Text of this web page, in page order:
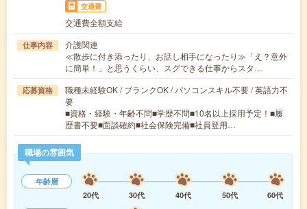
交通費
交通費全額支給
仕事内容
介護関連
≪散歩に付き添ったり、お話し相手になったり≫「え？意外
に簡単！」と思うくらい、スグできる仕事からスタ…
応募資格
職種未経験OK / ブランクOK / パソコンスキル不要 / 英語力不
要
■資格・経験・年齢不問■学歴不問■10名以上採用予定！■履
歴書不要■面談確約■社会保険完備■社員登用…
職場の雰囲気
年齢層
20代
30代 40代 50代
60代